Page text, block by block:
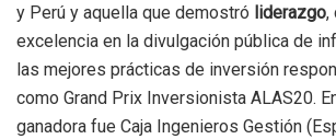
y Perú y aquella que demostró liderazgo,
excelencia en la divulgación pública de
las mejores prácticas de inversión
como Grand Prix Inversionista ALAS20.
ganadora fue Caja Ingenieros Gestión